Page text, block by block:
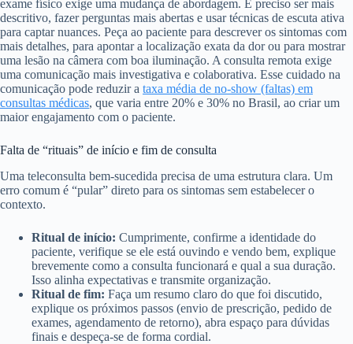
exame físico exige uma mudança de abordagem. É preciso ser mais
descritivo, fazer perguntas mais abertas e usar técnicas de escuta ativa
para captar nuances. Peça ao paciente para descrever os sintomas com
mais detalhes, para apontar a localização exata da dor ou para mostrar
uma lesão na câmera com boa iluminação. A consulta remota exige
uma comunicação mais investigativa e colaborativa. Esse cuidado na
comunicação pode reduzir a taxa média de no-show (faltas) em
consultas médicas, que varia entre 20% e 30% no Brasil, ao criar um
maior engajamento com o paciente.
Falta de “rituais” de início e fim de consulta
Uma teleconsulta bem-sucedida precisa de uma estrutura clara. Um
erro comum é “pular” direto para os sintomas sem estabelecer o
contexto.
Ritual de início: Cumprimente, confirme a identidade do
paciente, verifique se ele está ouvindo e vendo bem, explique
brevemente como a consulta funcionará e qual a sua duração.
Isso alinha expectativas e transmite organização.
Ritual de fim: Faça um resumo claro do que foi discutido,
explique os próximos passos (envio de prescrição, pedido de
exames, agendamento de retorno), abra espaço para dúvidas
finais e despeça-se de forma cordial.